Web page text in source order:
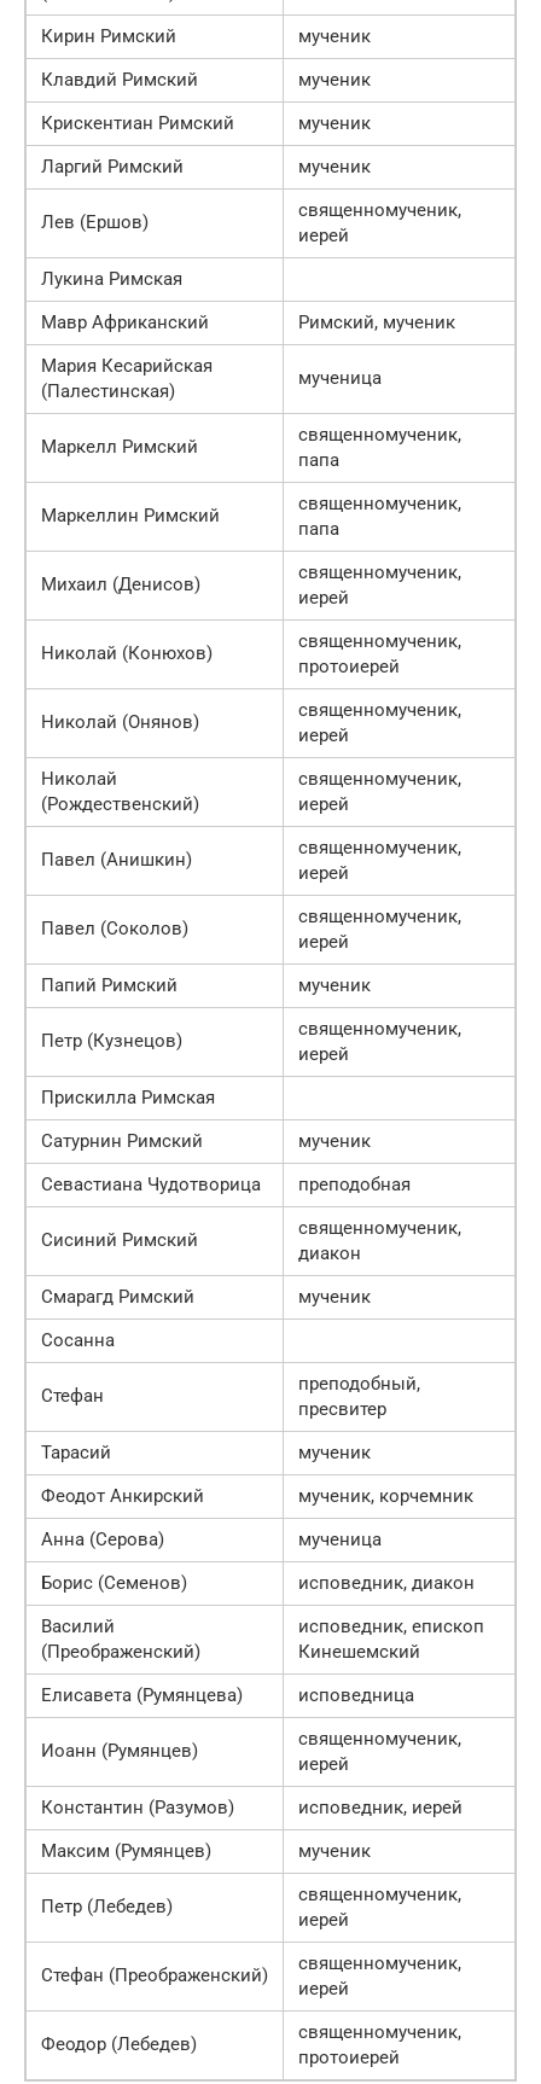
Кирин Римский
мученик
Клавдий Римский
мученик
Крискентиан Римский
мученик
Ларгий Римский
мученик
Лев (Ершов)
священномученик,
иерей
Лукина Римская
Мавр Африканский
Римский, мученик
Мария Кесарийская
(Палестинская)
мученица
Маркелл Римский
священномученик,
папа
Маркеллин Римский
священномученик,
папа
Михаил (Денисов)
священномученик,
иерей
Николай (Конюхов)
священномученик,
протоиерей
Николай (Онянов)
священномученик,
иерей
Николай
(Рождественский)
священномученик,
иерей
Павел (Анишкин)
священномученик,
иерей
Павел (Соколов)
священномученик,
иерей
Папий Римский
мученик
Петр (Кузнецов)
священномученик,
иерей
Прискилла Римская
Сатурнин Римский
мученик
Севастиана Чудотворица
преподобная
Сисиний Римский
священномученик,
диакон
Смарагд Римский
мученик
Сосанна
Стефан
преподобный,
пресвитер
Тарасий
мученик
Феодот Анкирский
мученик, корчемник
Анна (Серова)
мученица
Борис (Семенов)
исповедник, диакон
Василий
(Преображенский)
исповедник, епископ
Кинешемский
Елисавета (Румянцева)
исповедница
Иоанн (Румянцев)
священномученик,
иерей
Константин (Разумов)
исповедник, иерей
Максим (Румянцев)
мученик
Петр (Лебедев)
священномученик,
иерей
Стефан (Преображенский)
священномученик,
иерей
Феодор (Лебедев)
священномученик,
протоиерей